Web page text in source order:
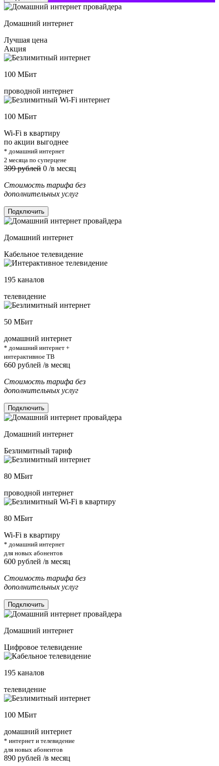
Домашний интернет
Лучшая цена
Акция
100 МБит
проводной интернет
100 МБит
Wi-Fi в квартиру
по акции выгоднее
* домашний интернет
2 месяца по суперцене
399 рублей 0 /в месяц
Стоимость тарифа без
дополнительных услуг
Подключить
Домашний интернет
Кабельное телевидение
195 каналов
телевидение
50 МБит
домашний интернет
* домашний интернет +
интерактивное ТВ
660 рублей /в месяц
Стоимость тарифа без
дополнительных услуг
Подключить
Домашний интернет
Безлимитный тариф
80 МБит
проводной интернет
80 МБит
Wi-Fi в квартиру
* домашний интернет
для новых абонентов
600 рублей /в месяц
Стоимость тарифа без
дополнительных услуг
Подключить
Домашний интернет
Цифровое телевидение
195 каналов
телевидение
100 МБит
домашний интернет
* интернет и телевидение
для новых абонентов
890 рублей /в месяц